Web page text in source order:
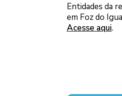
Entidades da
em Foz do
Acesse aqui.